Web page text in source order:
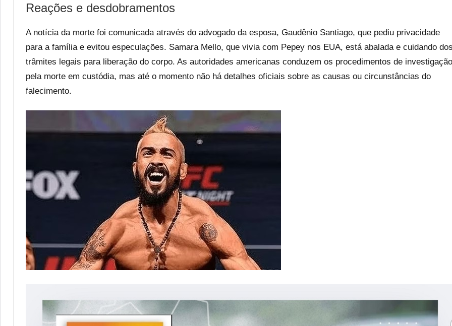
Reações e desdobramentos
A notícia da morte foi comunicada através do advogado da esposa, Gaudênio Santiago, que pediu privacidade
para a família e evitou especulações. Samara Mello, que vivia com Pepey nos EUA, está abalada e cuidando
trâmites legais para liberação do corpo. As autoridades americanas conduzem os procedimentos de investigação
pela morte em custódia, mas até o momento não há detalhes oficiais sobre as causas ou circunstâncias do
falecimento.